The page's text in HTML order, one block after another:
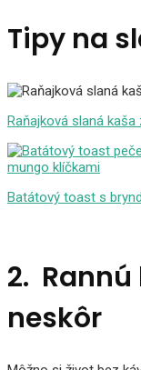
Tipy na
Raňajková slaná kaša
Batátový toast s
2.
neskôr